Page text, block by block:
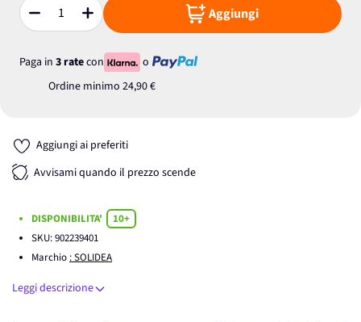
Quantità Aggiungi
Paga in 3 ratecon
o
Ordine minimo 24,90 €
Aggiungi ai preferiti
Avvisami quando il prezzo scende
DISPONIBILITA'
10+
SKU:902239401
Marchio : SOLIDEA
Leggi descrizione